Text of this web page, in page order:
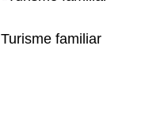
Turisme familiar